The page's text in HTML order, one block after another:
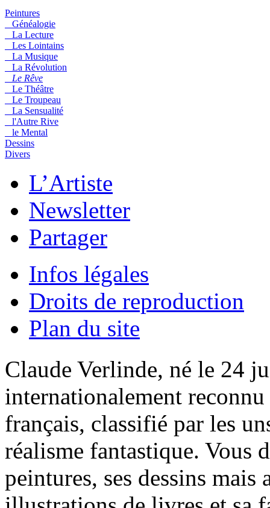
Peintures
Généalogie
La Lecture
Les Lointains
La Musique
La Révolution
Le Rêve
Le Théâtre
Le Troupeau
La Sensualité
l'Autre Rive
le Mental
Dessins
Divers
L’Artiste
Newsletter
Partager
Infos légales
Droits de reproduction
Plan du site
Claude Verlinde, né le 24
internationalement
français, classifié par les
réalisme fantastique. Vous
peintures, ses dessins mais